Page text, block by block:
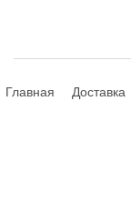
Главная Доставка